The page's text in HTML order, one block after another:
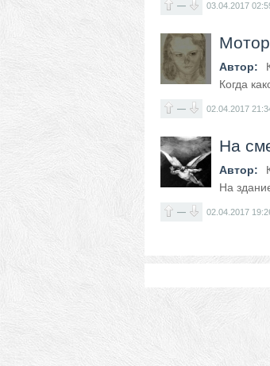
— 03.04.2017
Автор:
Когда
— 02.04.2017
На
Автор:
На
— 02.04.2017